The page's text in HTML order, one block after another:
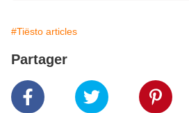
#Tiësto articles
Partager